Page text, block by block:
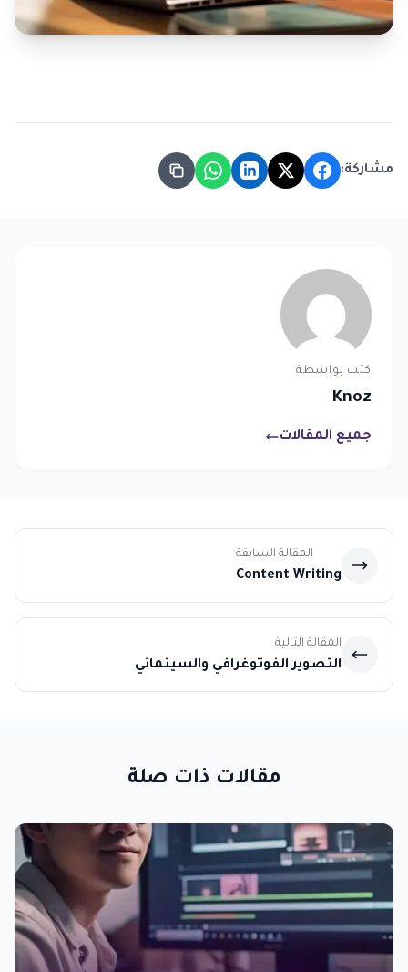
مشاركة:
كتب بواسطة
Knoz
جميع المقالات
المقالة السابقة
Content Writing
المقالة التالية
التصوير الفوتوغرافي والسينمائي
مقالات ذات صلة